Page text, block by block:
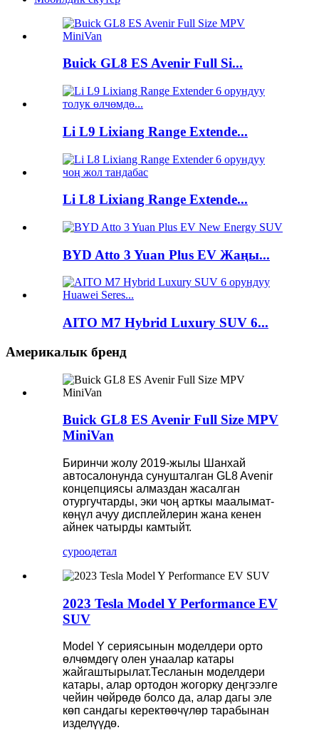
Buick GL8 ES Avenir Full Si...
Li L9 Lixiang Range Extende...
Li L8 Lixiang Range Extende...
BYD Atto 3 Yuan Plus EV Жаңы...
AITO M7 Hybrid Luxury SUV 6...
Америкалык бренд
Buick GL8 ES Avenir Full Size MPV
MiniVan
Биринчи жолу 2019-жылы Шанхай
автосалонунда сунушталган GL8 Avenir
концепциясы алмаздан жасалган
отургучтарды, эки чоң арткы маалымат-
көңүл ачуу дисплейлерин жана кенен
айнек чатырды камтыйт.
суроодетал
2023 Tesla Model Y Performance EV
SUV
Model Y сериясынын моделдери орто
өлчөмдөгү олен унаалар катары
жайгаштырылат.Тесланын моделдери
катары, алар ортодон жогорку деңгээлге
чейин чөйрөдө болсо да, алар дагы эле
көп сандагы керектөөчүлөр тарабынан
изделүүдө.